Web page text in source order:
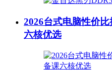
2026台式电脑性价
六核优选